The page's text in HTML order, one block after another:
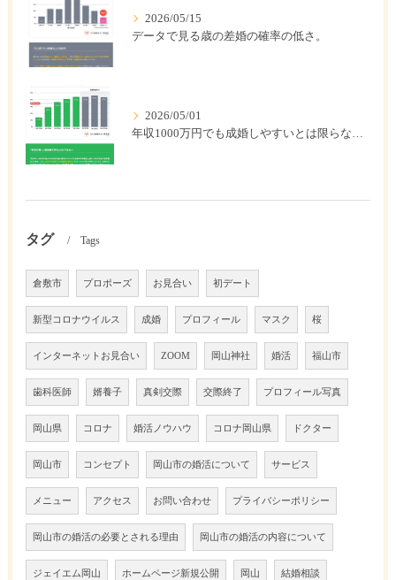
2026/05/15
データで見る歳の差婚の確率の低さ。
2026/05/01
年収1000万円でも成婚しやすいとは限らない? 「年収帯別の成婚率」のリアル
タグ Tags
倉敷市 プロポーズ お見合い 初デート
新型コロナウイルス 成婚 プロフィール マスク 桜
インターネットお見合い ZOOM 岡山神社 婚活 福山市
歯科医師 婿養子 真剣交際 交際終了 プロフィール写真
岡山県 コロナ 婚活ノウハウ コロナ岡山県 ドクター
岡山市 コンセプト 岡山市の婚活について サービス
メニュー アクセス お問い合わせ プライバシーポリシー
岡山市の婚活の必要とされる理由 岡山市の婚活の内容について
ジェイエム岡山 ホームページ新規公開 岡山 結婚相談